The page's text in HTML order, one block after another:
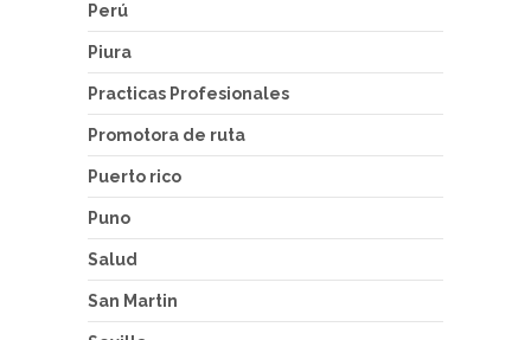
Perú
Piura
Practicas Profesionales
Promotora de ruta
Puerto rico
Puno
Salud
San Martin